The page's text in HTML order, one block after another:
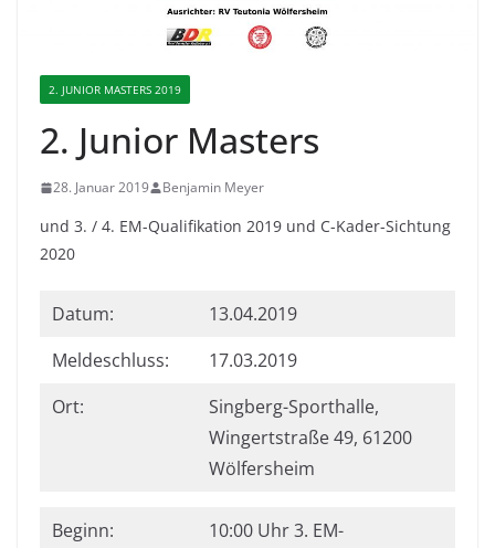
2. JUNIOR MASTERS 2019
2. Junior Masters
28. Januar 2019 Benjamin Meyer
und 3. / 4. EM-Qualifikation 2019 und C-Kader-Sichtung
2020
Datum:
13.04.2019
Meldeschluss:
17.03.2019
Ort:
Singberg-Sporthalle,
Wingertstraße 49, 61200
Wölfersheim
Beginn:
10:00 Uhr 3. EM-